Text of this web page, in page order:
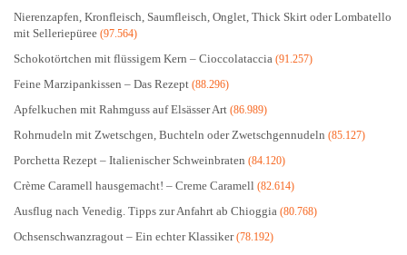
Nierenzapfen, Kronfleisch, Saumfleisch, Onglet, Thick Skirt oder Lombatello
mit Selleriepüree (97.564)
Schokotörtchen mit flüssigem Kern – Cioccolataccia (91.257)
Feine Marzipankissen – Das Rezept (88.296)
Apfelkuchen mit Rahmguss auf Elsässer Art (86.989)
Rohrnudeln mit Zwetschgen, Buchteln oder Zwetschgennudeln (85.127)
Porchetta Rezept – Italienischer Schweinbraten (84.120)
Crème Caramell hausgemacht! – Creme Caramell (82.614)
Ausflug nach Venedig. Tipps zur Anfahrt ab Chioggia (80.768)
Ochsenschwanzragout – Ein echter Klassiker(78.192)